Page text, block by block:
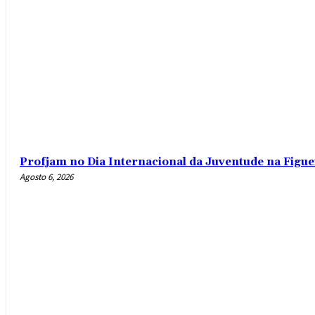
Profjam no Dia Internacional da Juventude na
Agosto 6, 2026